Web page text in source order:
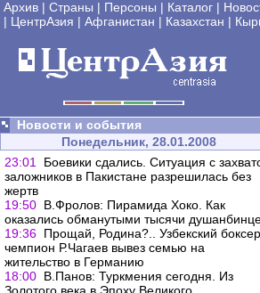
Архив | Страны | Персоны | Каталог |
| ЦентрАзия | Афганистан | Казахстан |
Новости и события
Понедельник, 28.01.2008
23:01
Боевики сдались. Ситуация с
заложников в Пакистане разрешилась без
жертв
19:50 В.Фролов: Пирамида Хоко. Как
оказались обманутыми тысячи
19:36 Прощай, Родина?.. Узбекский
чемпион Р.Чагаев вывез семью на
жительство в Германию
18:00 В.Панов: Туркмения сегодня. Из